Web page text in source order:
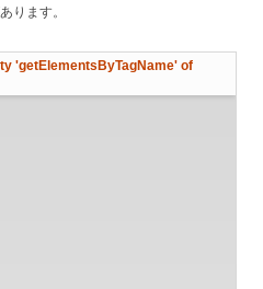
ります。